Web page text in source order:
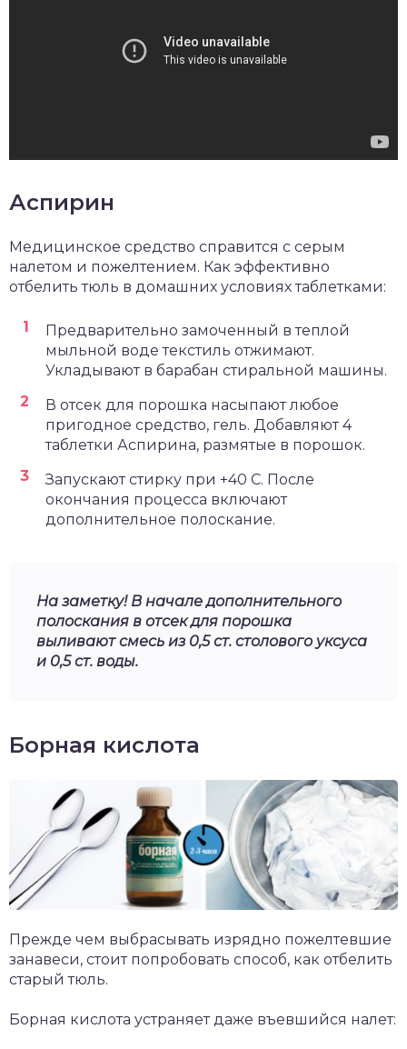
Аспирин
Медицинское средство справится с серым
налетом и пожелтением. Как эффективно
отбелить тюль в домашних условиях таблетками:
Предварительно замоченный в теплой
мыльной воде текстиль отжимают.
Укладывают в барабан стиральной машины.
В отсек для порошка насыпают любое
пригодное средство, гель. Добавляют 4
таблетки Аспирина, размятые в порошок.
Запускают стирку при +40 С. После
окончания процесса включают
дополнительное полоскание.
На заметку! В начале дополнительного
полоскания в отсек для порошка
выливают смесь из 0,5 ст. столового уксуса
и 0,5 ст. воды.
Борная кислота
Прежде чем выбрасывать изрядно пожелтевшие
занавеси, стоит попробовать способ, как отбелить
старый тюль.
Борная кислота устраняет даже въевшийся налет: